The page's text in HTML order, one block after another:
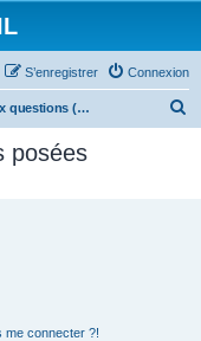
Connexion
S’enregistrer
Foire aux questions (Questions posées fréquemment)
posées
me connecter ?!